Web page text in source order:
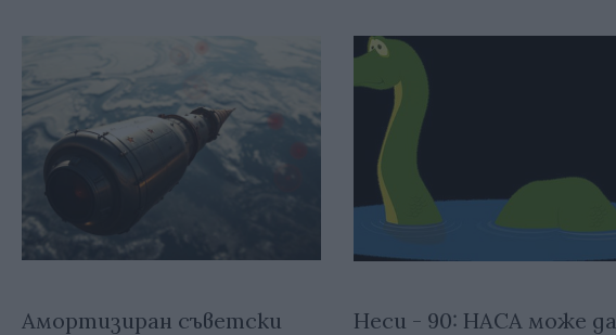
Амортизиран съветски
Неси - 90: НАСА може да